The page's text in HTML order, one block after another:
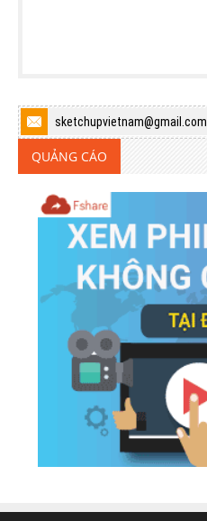
sketchupvietnam@gmail.com
QUẢNG CÁO